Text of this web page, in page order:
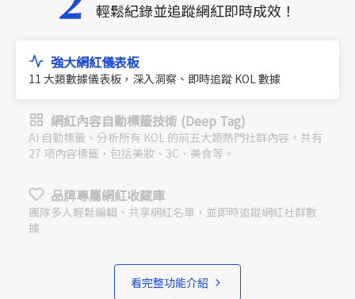
輕鬆紀錄並追蹤網紅即時成效！
強大網紅儀表板
11 大類數據儀表板，深入洞察、即時追蹤 KOL 數據
網紅內容自動標籤技術 (Deep Tag)
AI 自動標籤、分析所有 KOL 的前五大類熱門社群內容。共有
27 項內容標籤，包括美妝、3C、美食等。
品牌專屬網紅收藏庫
團隊多人輕鬆編輯、共享網紅名單，並即時追蹤網紅社群數
據
看完整功能介紹